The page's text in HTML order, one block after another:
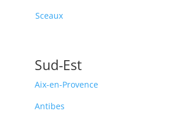
Sceaux
Sud-Est
Aix-en-Provence
Antibes